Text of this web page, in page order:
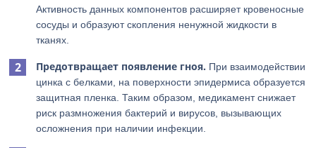
Активность данных компонентов расширяет кровеносные
сосуды и образуют скопления ненужной жидкости в
тканях.
Предотвращает появление гноя. При взаимодействии
цинка с белками, на поверхности эпидермиса образуется
защитная пленка. Таким образом, медикамент снижает
риск размножения бактерий и вирусов, вызывающих
осложнения при наличии инфекции.